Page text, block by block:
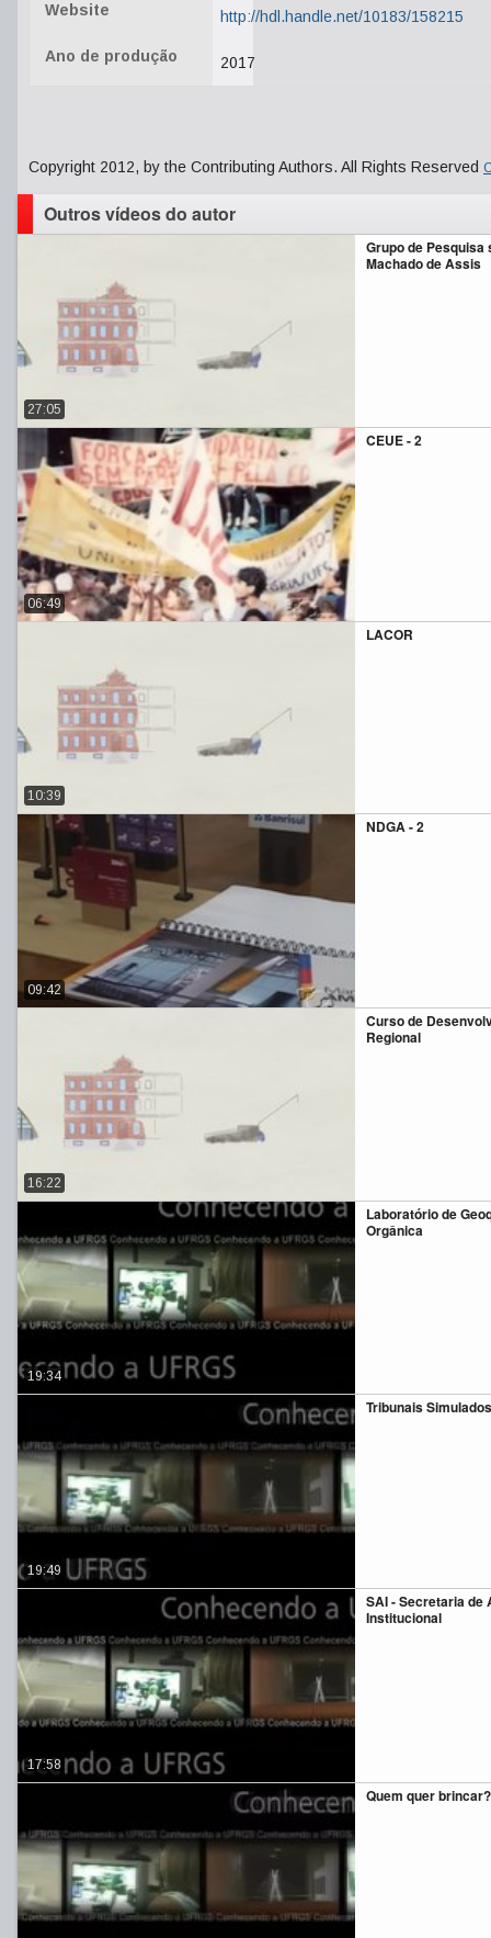
Website http://hdl.handle.net/10183/158215
Ano de produção 2017
Copyright 2012, by the Contributing Authors. All Rights Reserved
Outros vídeos do autor
Grupo de Pesquisa
Machado de Assis
27:05
CEUE - 2
06:49
LACOR
10:39
NDGA - 2
09:42
Curso de
Regional
16:22
Laboratório de
Orgânica
19:34
Tribunais Simulados
19:49
SAI - Secretaria de
Institucional
17:58
Quem quer brincar?